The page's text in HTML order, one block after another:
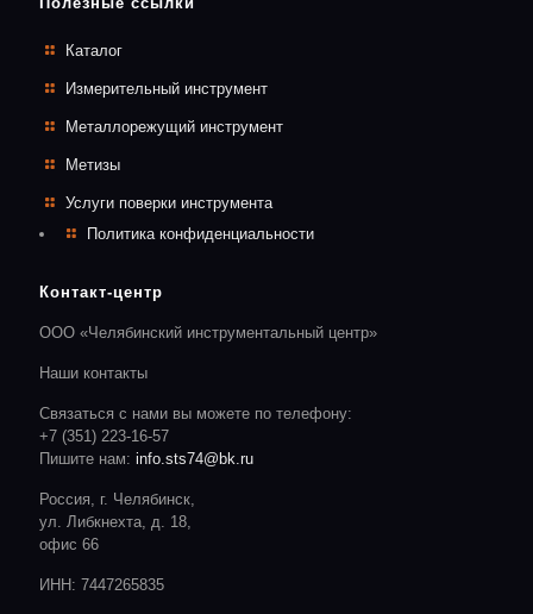
Каталог
Измерительный инструмент
Металлорежущий инструмент
Метизы
Услуги поверки инструмента
Политика конфиденциальности
Контакт-центр
ООО «Челябинский инструментальный центр»
Наши контакты
Связаться с нами вы можете по телефону:
+7 (351) 223-16-57
Пишите нам: info.sts74@bk.ru
Россия, г. Челябинск,
ул. Либкнехта, д. 18,
офис 66
ИНН: 7447265835